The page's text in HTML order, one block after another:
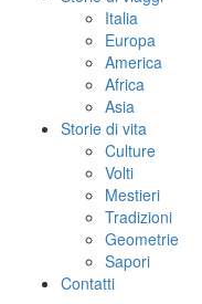
Italia
Europa
America
Africa
Asia
Storie di vita
Culture
Volti
Mestieri
Tradizioni
Geometrie
Sapori
Contatti